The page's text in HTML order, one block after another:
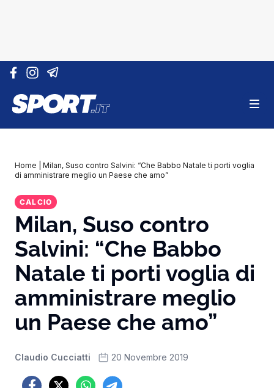
Vai al contenuto
Home
Milan, Suso contro Salvini: “Che Babbo Natale ti porti voglia
di amministrare meglio un Paese che amo”
CALCIO
Milan, Suso contro
Salvini: “Che Babbo
Natale ti porti voglia di
amministrare meglio
un Paese che amo”
Claudio Cucciatti 20 Novembre 2019